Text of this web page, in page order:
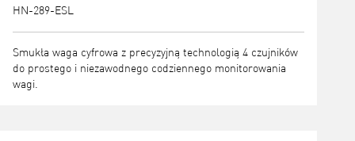
HN-289-ESL
Smukła waga cyfrowa z precyzyjną technologią 4 czujników
do prostego i niezawodnego codziennego monitorowania
wagi.